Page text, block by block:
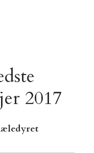
2017